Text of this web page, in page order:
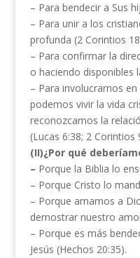
– Para bendecir a Sus
– Para unir a los
profunda (2 Corintios
– Para confirmar la
o haciendo disponibles
– Para involucrarnos
podemos vivir la vida
reconozcamos la
(Lucas 6:38; 2 Corintios
(II)¿Por qué
– Porque la Biblia lo
– Porque Cristo lo
– Porque amamos a
demostrar nuestro
– Porque es más
Jesús (Hechos 20:35).